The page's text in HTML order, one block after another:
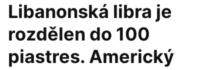
Libanonská libra je
rozdělen do 100
piastres. Americký